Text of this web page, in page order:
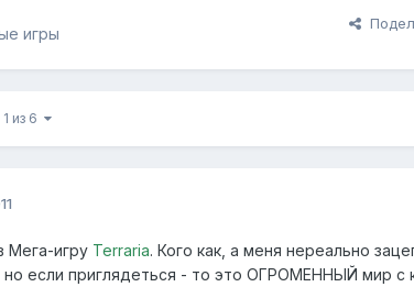
игры
из 6
Мега-игру Terraria. Кого как, а меня нереально
если приглядеться - то это ОГРОМЕННЫЙ мир с